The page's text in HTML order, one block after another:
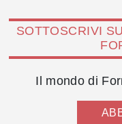
SOTTOSCRIVI
Il mondo di